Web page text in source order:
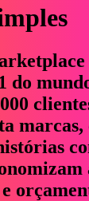
do
marcas,